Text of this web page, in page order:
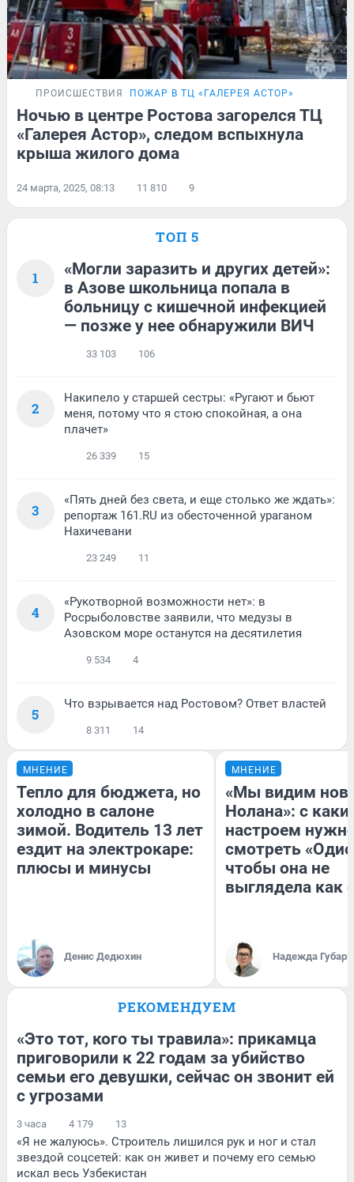
ПРОИСШЕСТВИЯ ПОЖАР В ТЦ «ГАЛЕРЕЯ АСТОР»
Ночью в центре Ростова загорелся ТЦ
«Галерея Астор», следом вспыхнула
крыша жилого дома
24 марта, 2025, 08:13 11 810 9
ТОП 5
1
«Могли заразить и других детей»:
в Азове школьница попала в
больницу с кишечной инфекцией
— позже у нее обнаружили ВИЧ
33 103 106
2
Накипело у старшей сестры: «Ругают и бьют
меня, потому что я стою спокойная, а она
плачет»
26 339 15
3
«Пять дней без света, и еще столько же ждать»:
репортаж 161.RU из обесточенной ураганом
Нахичевани
23 249 11
4
«Рукотворной возможности нет»: в
Росрыболовстве заявили, что медузы в
Азовском море останутся на десятилетия
9 534 4
5
Что взрывается над Ростовом? Ответ властей
8 311 14
МНЕНИЕ
Тепло для бюджета, но
холодно в салоне
зимой. Водитель 13 лет
ездит на электрокаре:
плюсы и минусы
Денис Дедюхин
МНЕНИЕ
«Мы видим
Нолана»: с
настроем
смотреть
чтобы она не
выглядела как
Надежда Губарь
РЕКОМЕНДУЕМ
«Это тот, кого ты травила»: прикамца
приговорили к 22 годам за убийство
семьи его девушки, сейчас он звонит ей
с угрозами
3 часа 4 179 13
«Я не жалуюсь». Строитель лишился рук и ног и стал
звездой соцсетей: как он живет и почему его семью
искал весь Узбекистан